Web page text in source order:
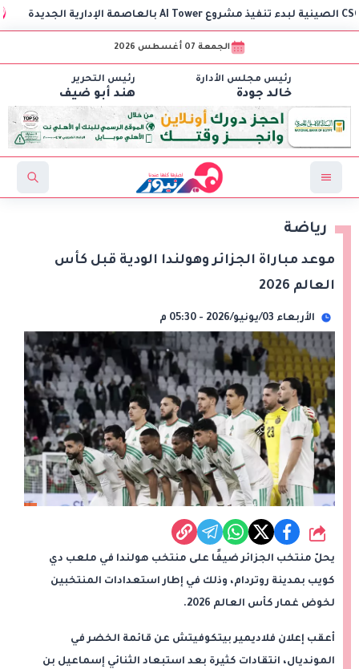
الجمعة 07 أغسطس 2026
رئيس مجلس الأدارة
خالد جودة
رئيس التحرير
هند أبو ضيف
رياضة
موعد مباراة الجزائر وهولندا الودية قبل كأس
العالم 2026
الأربعاء 03/يونيو/2026 - 05:30 م
شارك
يحلّ منتخب الجزائر ضيفًا على منتخب هولندا في ملعب دي
كويب بمدينة روتردام، وذلك في إطار استعدادات المنتخبين
لخوض غمار كأس العالم 2026.
أعقب إعلان فلاديمير بيتكوفيتش عن قائمة الخضر في
المونديال، انتقادات كثيرة بعد استبعاد الثنائي إسماعيل بن